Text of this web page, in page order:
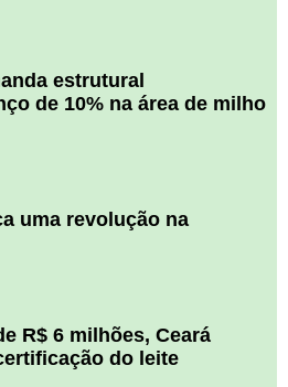
estrutural
de 10% na área de milho
uma revolução na
R$ 6 milhões, Ceará
do leite